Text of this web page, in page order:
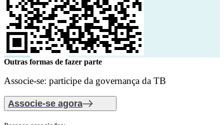
Outras formas de fazer parte
Associe-se: participe da governança da TB
Associe-se agora